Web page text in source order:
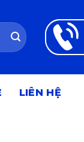
LIÊN HỆ